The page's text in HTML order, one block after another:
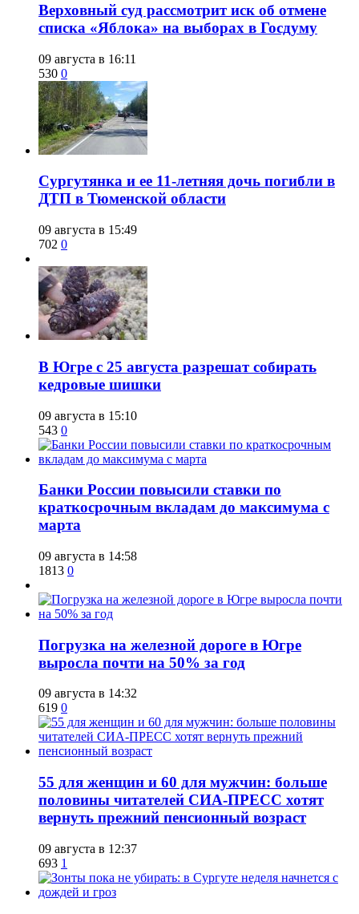
​Верховный суд рассмотрит иск об отмене
списка «Яблока» на выборах в Госдуму
09 августа в 16:11
530 0
Сургутянка и ее 11-летняя дочь погибли в
ДТП в Тюменской области
09 августа в 15:49
702 0
​В Югре с 25 августа разрешат собирать
кедровые шишки
09 августа в 15:10
543 0
​Банки России повысили ставки по
краткосрочным вкладам до максимума с
марта
09 августа в 14:58
1813 0
​Погрузка на железной дороге в Югре
выросла почти на 50% за год
09 августа в 14:32
619 0
​55 для женщин и 60 для мужчин: больше
половины читателей СИА-ПРЕСС хотят
вернуть прежний пенсионный возраст
09 августа в 12:37
693 1